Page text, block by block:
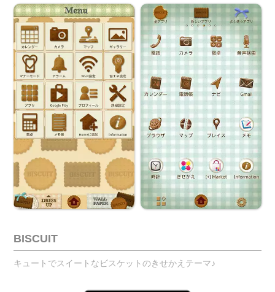
BISCUIT
キュートでスイートなビスケットのきせかえテーマ♪